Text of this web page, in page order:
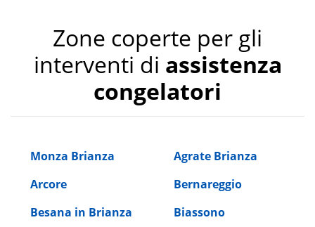
Zone coperte per gli
interventi di assistenza
congelatori
Monza Brianza
Agrate Brianza
Arcore
Bernareggio
Besana in Brianza
Biassono